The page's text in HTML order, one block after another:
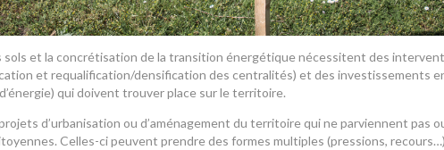
sols et la concrétisation de la transition énergétique nécessitent des
et requalification/densification des centralités) et des investissements
qui doivent trouver place sur le territoire.
d’urbanisation ou d’aménagement du territoire qui ne parviennent pas
Celles-ci peuvent prendre des formes multiples (pressions,